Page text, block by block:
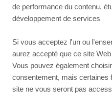
de performance du contenu,
développement de services
Si vous acceptez l'un ou
aurez accepté que ce site
Vous pouvez également
consentement, mais certaines
site ne vous seront pas
Reload to try
Reload Back